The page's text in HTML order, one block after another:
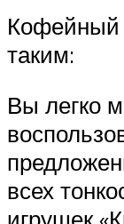
Кофейный
таким:
Вы легко
всех